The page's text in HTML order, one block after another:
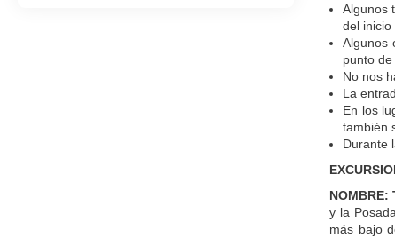
Algunos
del inicio
Algunos
punto
No nos
La
En los
también
Durante
NOMBRE:
y la
más bajo